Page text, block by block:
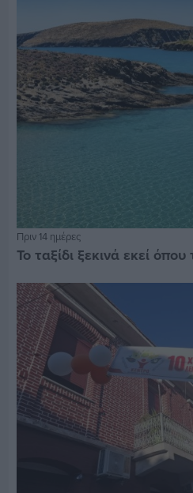
Πριν 14 ημέρες
Το ταξίδι ξεκινά εκεί